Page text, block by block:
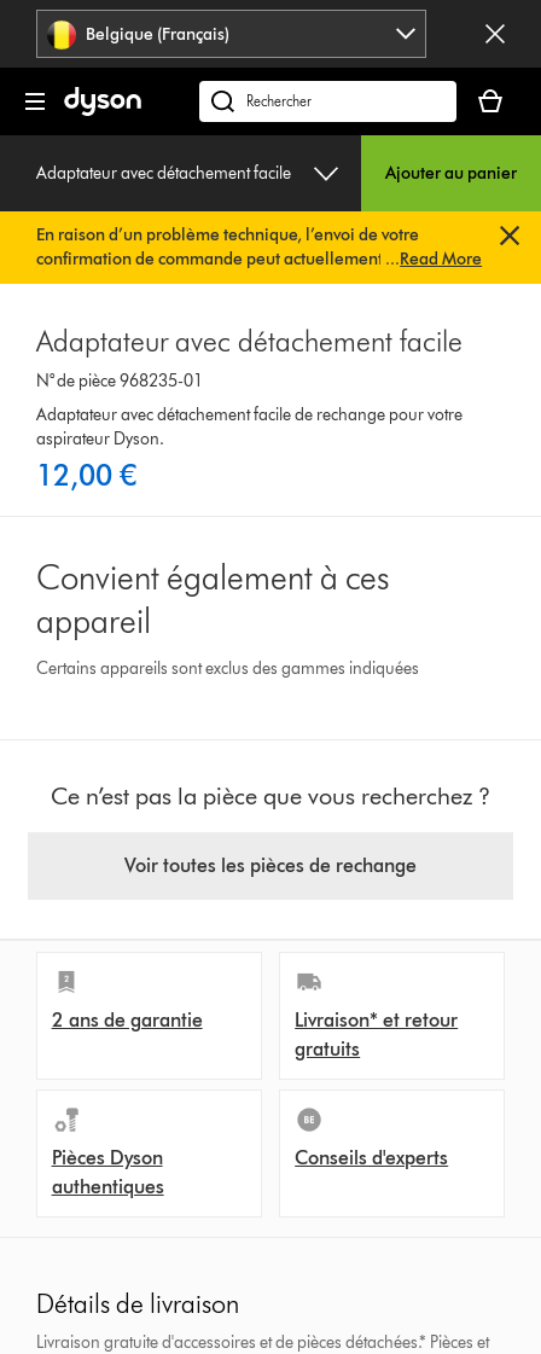
Sauter
pages
Belgique (Français)
Rechercher
des
produits
panier
est
Adaptateur avec détachement facile Ajouter au panier
En raison d’un problème technique, l’envoi de votre
confirmation de commande peut actuellement être
retardé. Nous travaillons déjà à une solution rapide.Vous
commande vous sera envoyée automatiquement dans les
plus brefs délais.
...Read More
Adaptateur avec détachement facile
N° de pièce 968235-01
Adaptateur avec détachement facile de rechange pour votre
aspirateur Dyson.
12,00 €
Convient également à ces
appareil
Certains appareils sont exclus des gammes indiquées
Ce n’est pas la pièce que vous recherchez ?
Voir toutes les pièces de rechange
2 ans de garantie
Livraison* et retour
gratuits
Pièces Dyson
authentiques
Conseils d'experts
Détails de livraison
Livraison gratuite d'accessoires et de pièces détachées.* Pièces et